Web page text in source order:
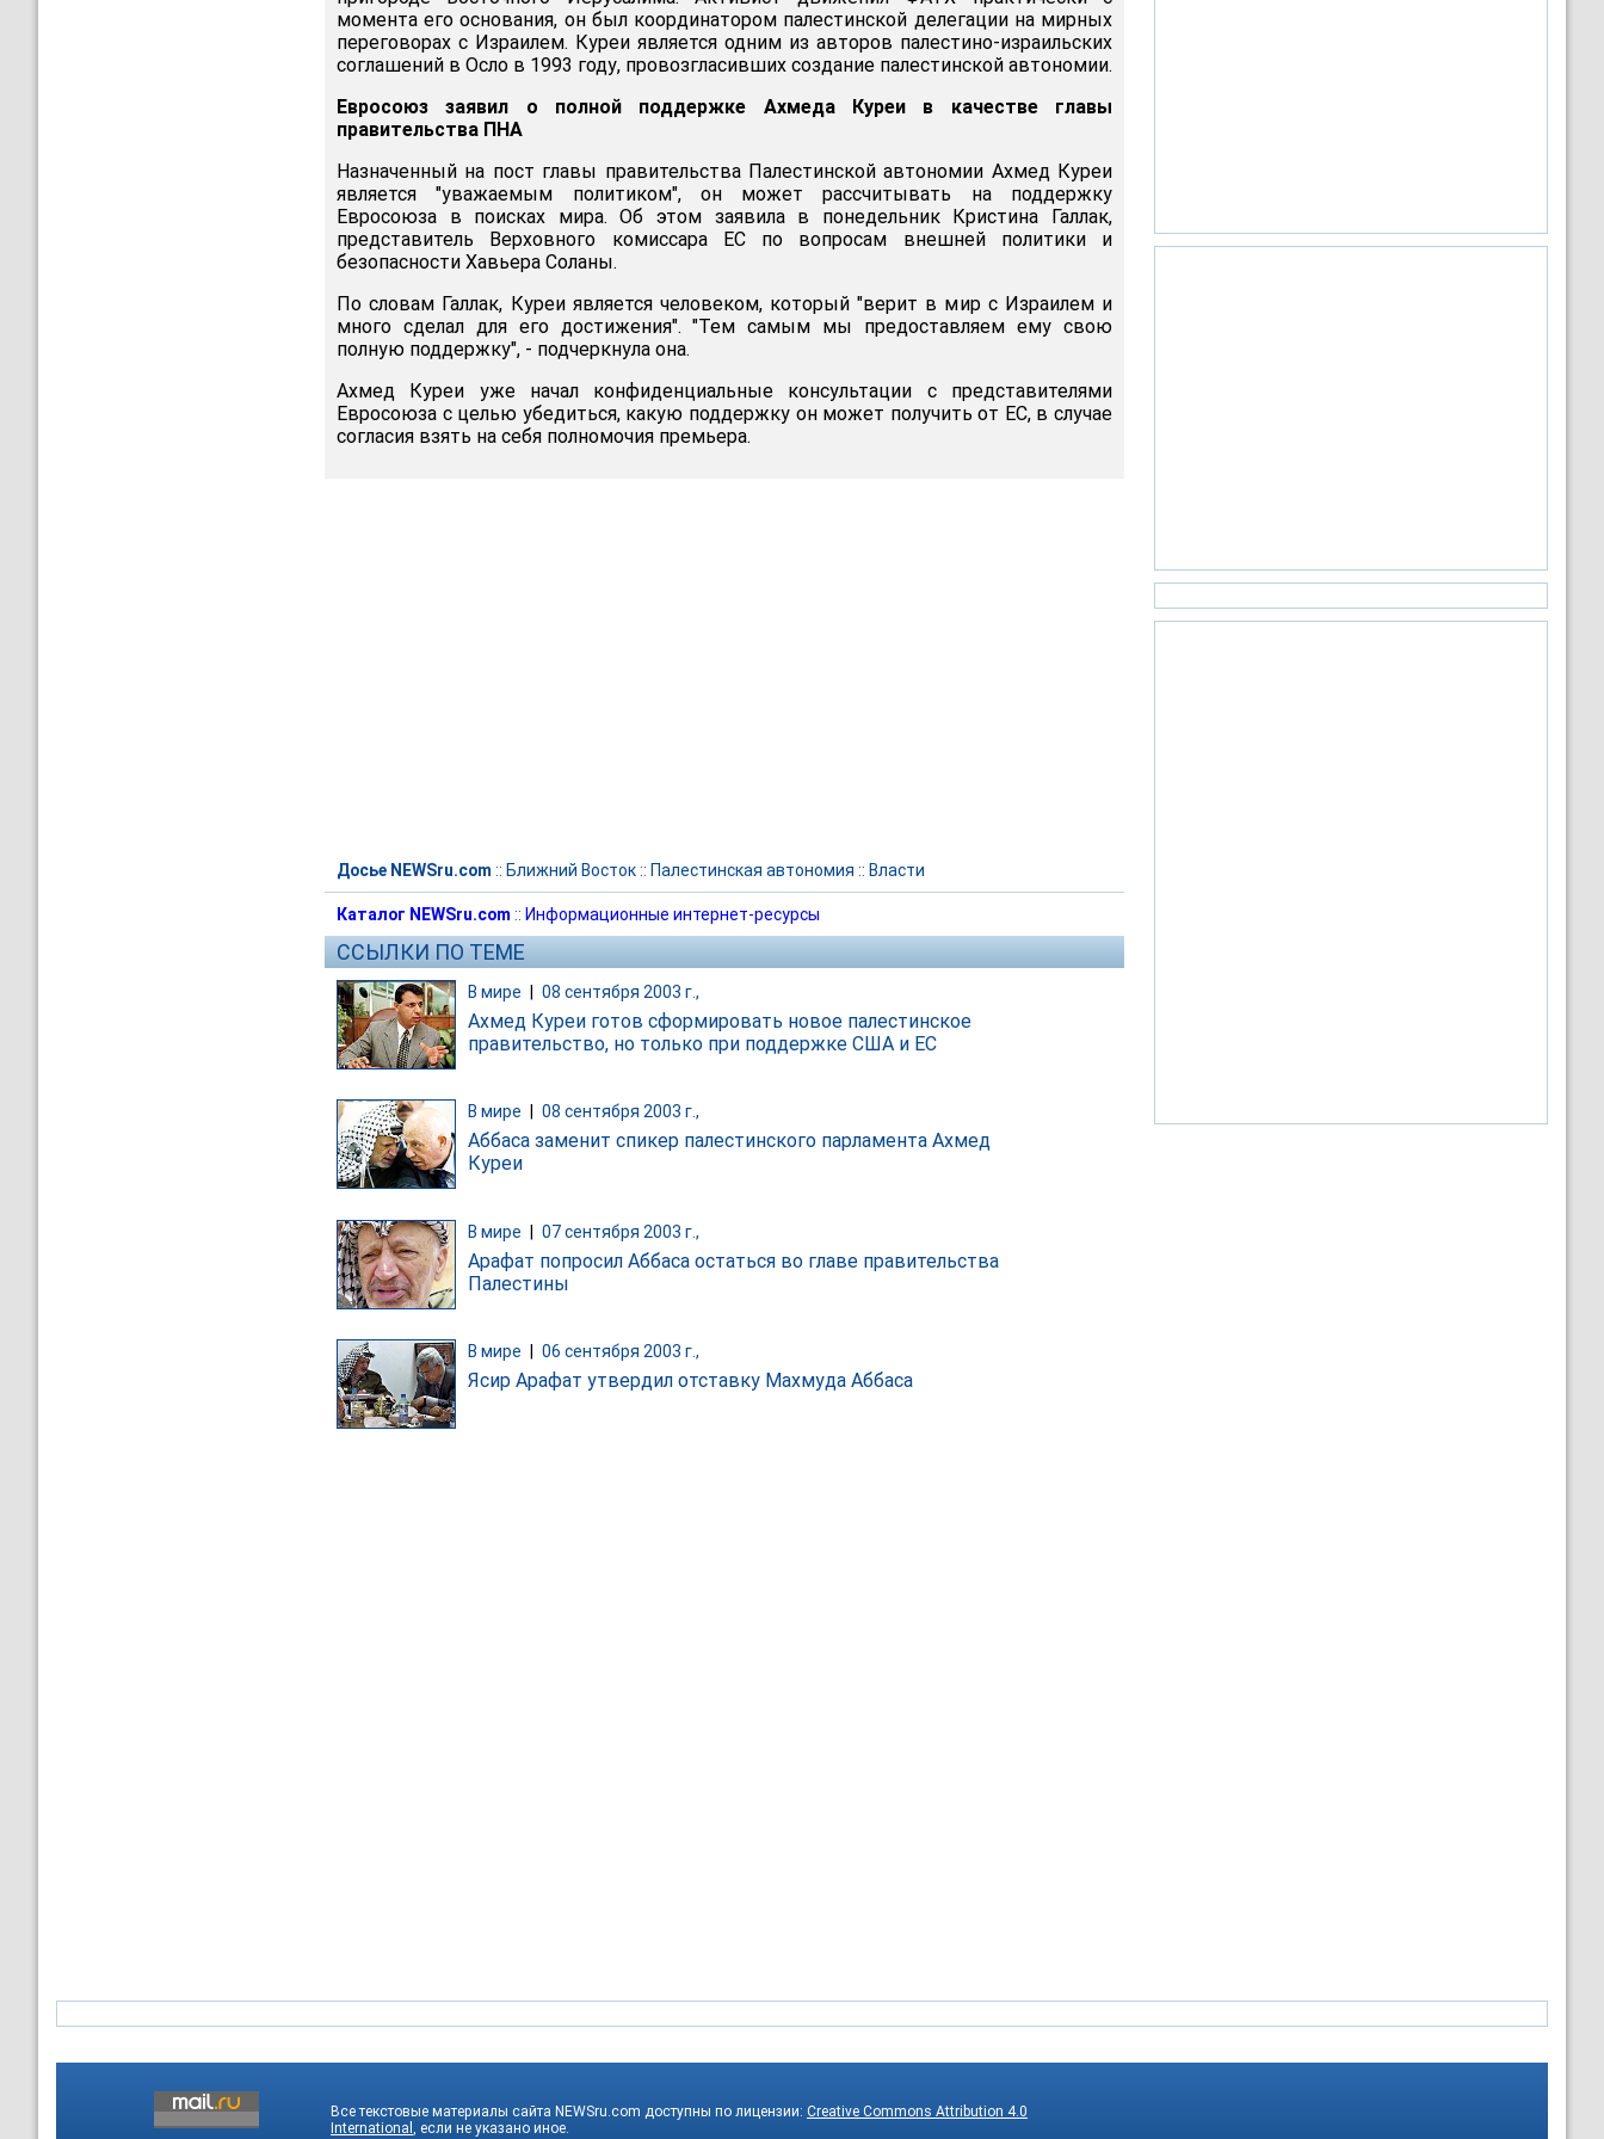
момента его основания, он был координатором палестинской делегации на мирных
переговорах с Израилем. Куреи является одним из авторов палестино-израильских
соглашений в Осло в 1993 году, провозгласивших создание палестинской автономии.
Евросоюз заявил о полной поддержке Ахмеда Куреи в качестве главы
правительства ПНА
Назначенный на пост главы правительства Палестинской автономии Ахмед Куреи
является "уважаемым политиком", он может рассчитывать на поддержку
Евросоюза в поисках мира. Об этом заявила в понедельник Кристина Галлак,
представитель Верховного комиссара ЕС по вопросам внешней политики и
безопасности Хавьера Соланы.
По словам Галлак, Куреи является человеком, который "верит в мир с Израилем и
много сделал для его достижения". "Тем самым мы предоставляем ему свою
полную поддержку", - подчеркнула она.
Ахмед Куреи уже начал конфиденциальные консультации с представителями
Евросоюза с целью убедиться, какую поддержку он может получить от ЕС, в случае
согласия взять на себя полномочия премьера.
Досье NEWSru.com :: Ближний Восток:: Палестинская автономия :: Власти
Каталог NEWSru.com :: Информационные интернет-ресурсы
ССЫЛКИ ПО ТЕМЕ
В мире 08 сентября 2003 г.,
Ахмед Куреи готов сформировать новое палестинское
правительство, но только при поддержке США и ЕС
В мире 08 сентября 2003 г.,
Аббаса заменит спикер палестинского парламента Ахмед
Куреи
В мире | 07 сентября 2003 г.,
Арафат попросил Аббаса остаться во главе правительства
Палестины
В мире 06 сентября 2003 г.,
Ясир Арафат утвердил отставку Махмуда Аббаса
Все текстовые материалы сайта NEWSru.com доступны по лицензии: Creative Commons Attribution 4.0
International
, если не указано иное.